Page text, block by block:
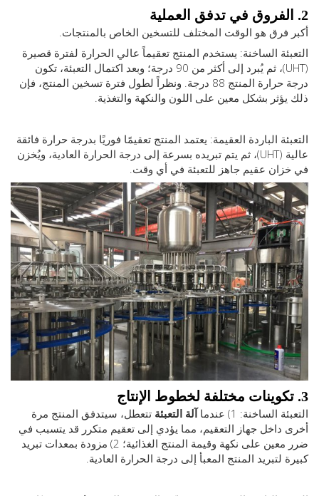
فرق هو الوقت المختلف للتسخين الخاص بالمنتجات.
الساخنة: يستخدم المنتج تعقيماً عالي الحرارة لفترة قصيرة
(UHT)، ثم يُبرد إلى أكثر من 90 درجة؛ وبعد اكتمال التعبئة، تكون
درجة حرارة المنتج 88 درجة. ونظراً لطول فترة تسخين المنتج، فإن
بشكل معين على اللون والنكهة والتغذية.
الباردة العقيمة: يعتمد المنتج تعقيمًا فوريًا بدرجة حرارة فائقة
عالية (UHT)، ثم يتم تبريده بسرعة إلى درجة الحرارة العادية، ويُخزن
عقيم جاهز للتعبئة في أي وقت.
الساخنة: 1) عندما آلة التعبئة تتعطل، سيتدفق المنتج مرة
داخل جهاز التعقيم، مما يؤدي إلى تعقيم متكرر قد يتسبب في
ضرر معين على نكهة وقيمة المنتج الغذائية؛ 2) مزودة بمعدات تبريد
لتبريد المنتج المعبأ إلى درجة الحرارة العادية.